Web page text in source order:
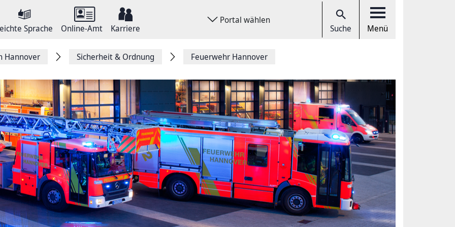
Sprache Online-Amt Karriere
Portal wählen
Suche Menü
Hannover Sicherheit & Ordnung Feuerwehr Hannover